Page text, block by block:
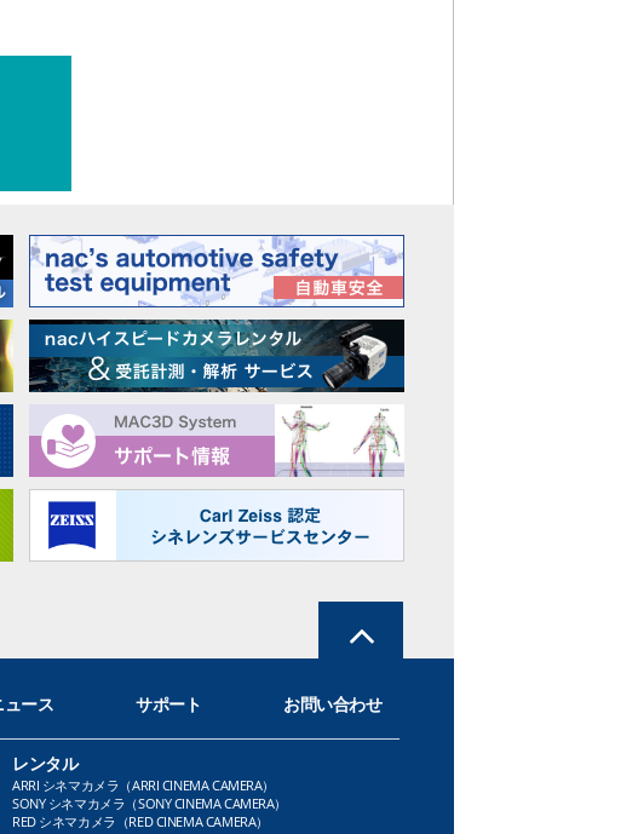
ュース サポート お問い合わせ
レンタル
ARRI シネマカメラ（ARRI CINEMA CAMERA）
SONY シネマカメラ（SONY CINEMA CAMERA）
RED シネマカメラ（RED CINEMA CAMERA）